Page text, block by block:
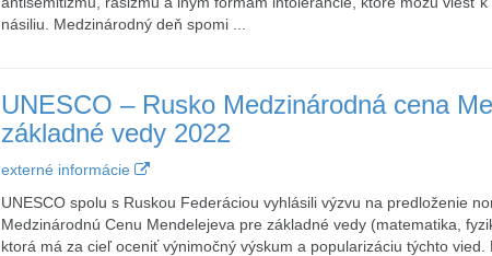
násiliu. Medzinárodný deň spomi ...
UNESCO – Rusko Medzinárodná cena
základné vedy 2022
externé informácie
UNESCO spolu s Ruskou Federáciou vyhlásili výzvu na predloženie
Medzinárodnú Cenu Mendelejeva pre základné vedy (matematika,
ktorá má za cieľ oceniť výnimočný výskum a popularizáciu týchto vied.